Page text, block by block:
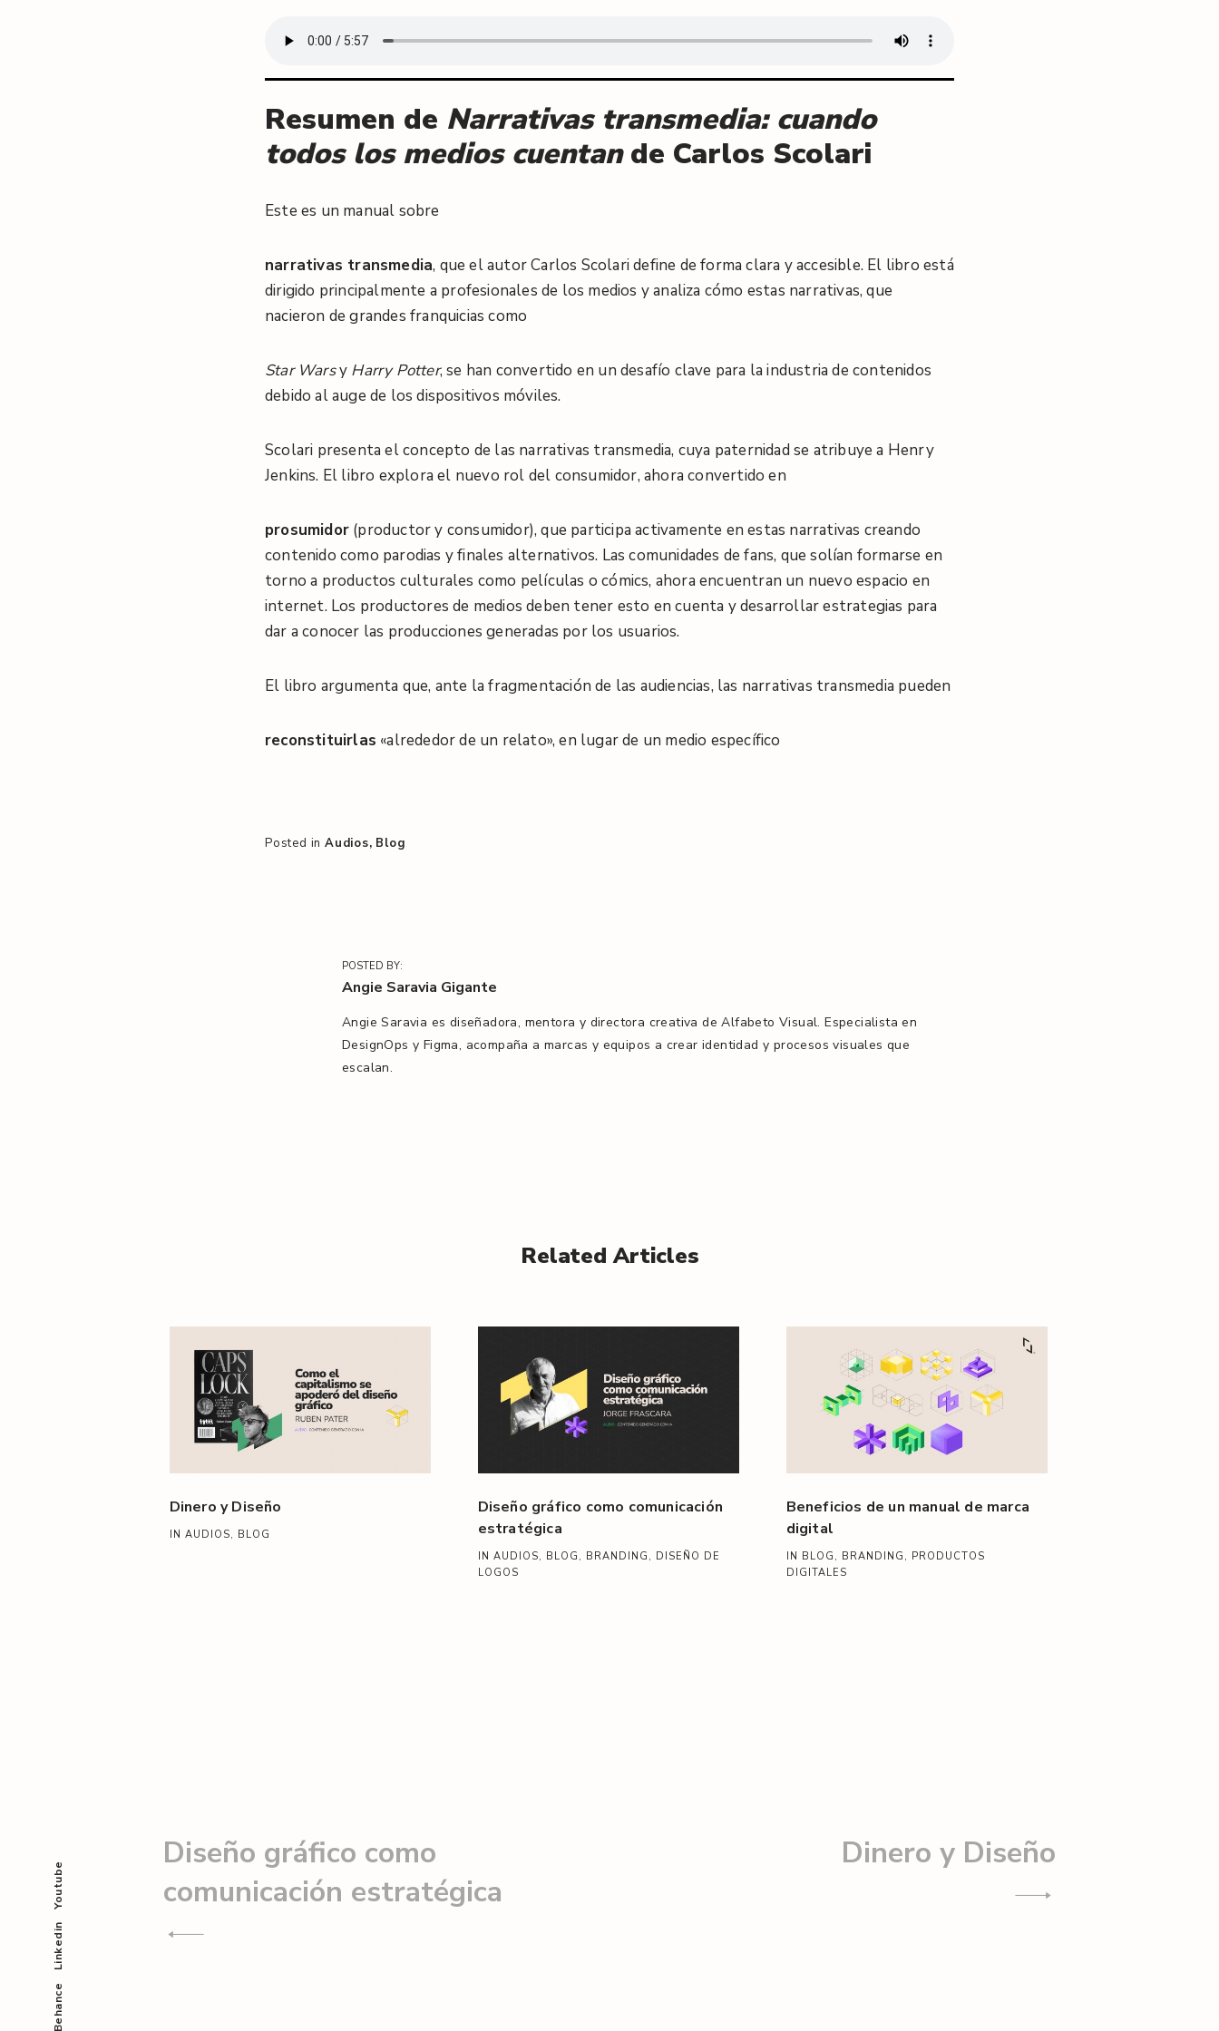
Behance
Linkedin
Youtube
Resumen de Narrativas transmedia: cuando
todos los medios cuentande Carlos Scolari
Este es un manual sobre
narrativas transmedia, que el autor Carlos Scolari define de forma clara y accesible. El libro está
dirigido principalmente a profesionales de los medios y analiza cómo estas narrativas, que
nacieron de grandes franquicias como
Star Warsy Harry Potter, se han convertido en un desafío clave para la industria de contenidos
debido al auge de los dispositivos móviles.
Scolari presenta el concepto de las narrativas transmedia, cuya paternidad se atribuye a Henry
Jenkins. El libro explora el nuevo rol del consumidor, ahora convertido en
prosumidor (productor y consumidor), que participa activamente en estas narrativas creando
contenido como parodias y finales alternativos. Las comunidades de fans, que solían formarse en
torno a productos culturales como películas o cómics, ahora encuentran un nuevo espacio en
internet. Los productores de medios deben tener esto en cuenta y desarrollar estrategias para
dar a conocer las producciones generadas por los usuarios.
El libro argumenta que, ante la fragmentación de las audiencias, las narrativas transmedia pueden
reconstituirlas «alrededor de un relato», en lugar de un medio específico
Posted in Audios Blog
POSTED BY:
Angie Saravia Gigante
Angie Saravia es diseñadora, mentora y directora creativa de Alfabeto Visual. Especialista en
DesignOps y Figma, acompaña a marcas y equipos a crear identidad y procesos visuales que
escalan.
Related Articles
Dinero y Diseño
IN AUDIOS, BLOG
Diseño gráfico como comunicación
estratégica
IN AUDIOS, BLOG, BRANDING, DISEÑO DE
LOGOS
Beneficios de un manual de marca
digital
IN BLOG, BRANDING, PRODUCTOS
DIGITALES
de
entradas
Diseño gráfico como
comunicación estratégica
Dinero y Diseño